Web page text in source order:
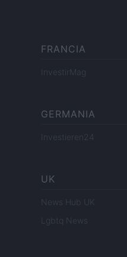
FRANCIA
InvestirMag
GERMANIA
Investieren24
UK
News Hub UK
Lgbtq News